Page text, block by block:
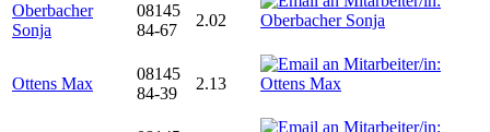
Oberbacher
Sonja
08145
84-67
2.02
Ottens Max
08145
84-39
2.13